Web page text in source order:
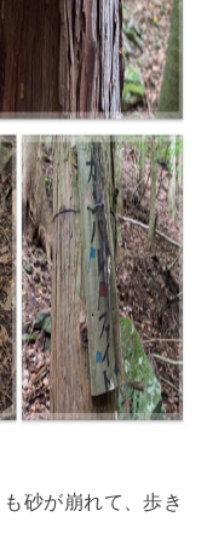
砂が崩れて、歩き